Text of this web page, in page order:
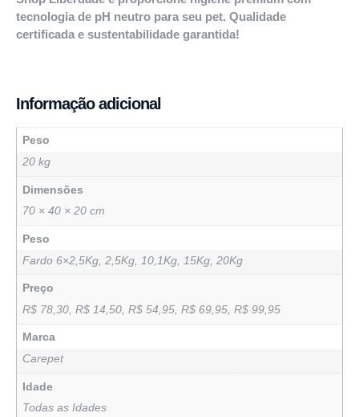
tecnologia de pH neutro para seu pet. Qualidade
certificada e sustentabilidade garantida!
Informação adicional
Peso
20 kg
Dimensões
70 × 40 × 20 cm
Peso
Fardo 6×2,5Kg, 2,5Kg, 10,1Kg, 15Kg, 20Kg
Preço
R$ 78,30, R$ 14,50, R$ 54,95, R$ 69,95, R$ 99,95
Marca
Carepet
Idade
Todas as Idades